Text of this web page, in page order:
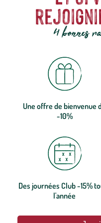
proposer des produits de
Retrouvez une sélection de
litière, des aquariums et bien
accessibles tout au long de
4 bonnes
Une offre de bienvenue
-10%
Des journées Club -15%
l'année